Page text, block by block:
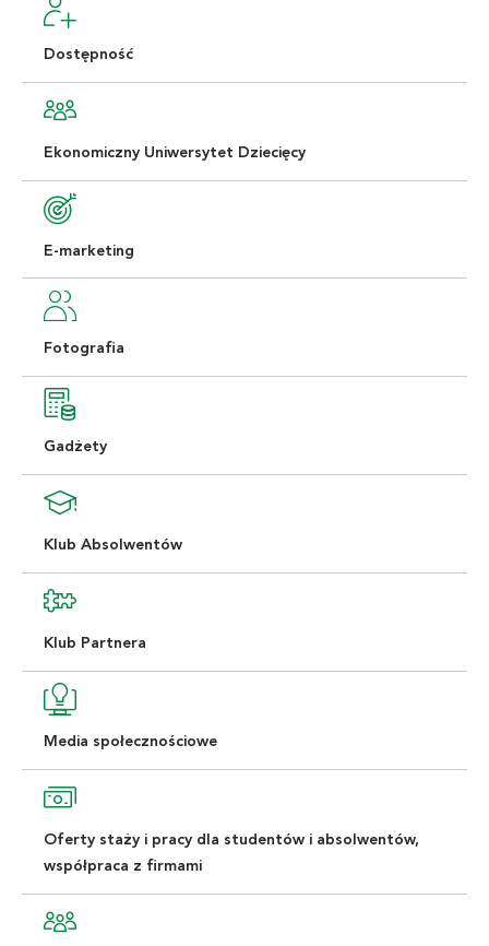
Dostępność
Ekonomiczny Uniwersytet Dziecięcy
E-marketing
Fotografia
Gadżety
Klub Absolwentów
Klub Partnera
Media społecznościowe
Oferty staży i pracy dla studentów i absolwentów,
współpraca z firmami